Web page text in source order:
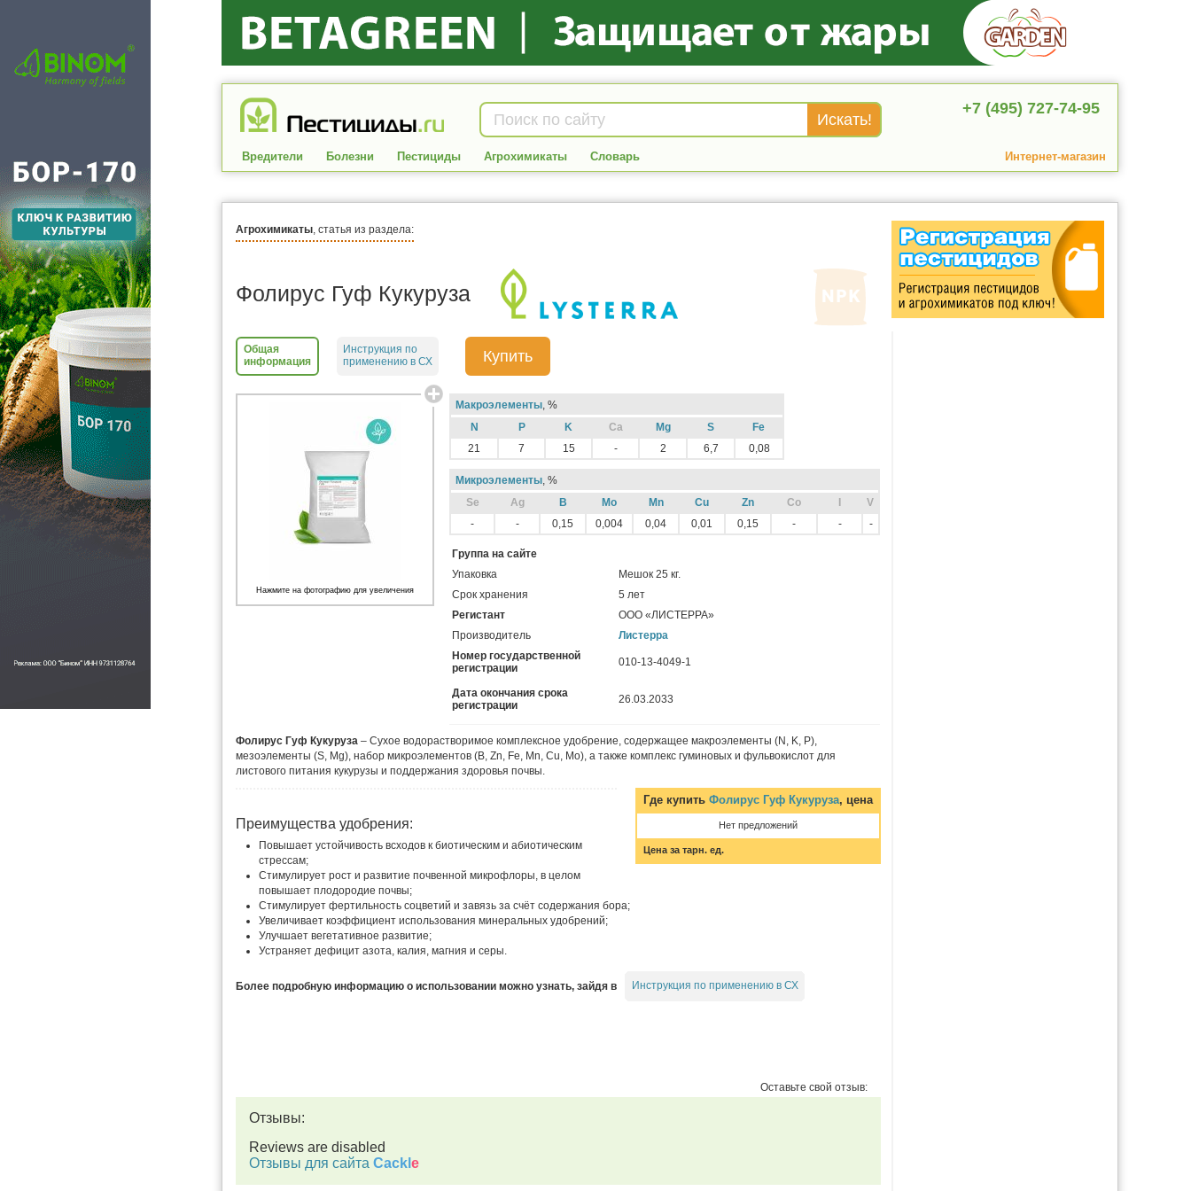
+7 (495) 727-74-95
Вредители Болезни Пестициды Агрохимикаты Словарь Интернет-магазин
Агрохимикаты, статья из раздела:
Фолирус Гуф Кукуруза
Общая
информация
Инструкция по
применению в СХ
Купить
Макроэлементы, %
N
P K Ca Mg S
Fe
21
7 15 - 2 6,7 0,08
Микроэлементы, %
Sе
Ag B Mo Mn Cu Zn Co
V
-
- 0,15 0,004 0,04 0,01 0,15 - - -
Группа на сайте
Упаковка
Мешок 25 кг.
Срок хранения
5 лет
Регистант
ООО «ЛИСТЕРРА»
Производитель
Листерра
Номер государственной
регистрации
010-13-4049-1
Дата окончания срока
регистрации
26.03.2033
Нажмите на фотографию для увеличения
Фолирус Гуф Кукуруза – Сухое водорастворимое комплексное удобрение, содержащее макроэлементы (N, K, P),
мезоэлементы (S, Mg), набор микроэлементов (B, Zn, Fe, Mn, Cu, Mo), а также комплекс гуминовых и фульвокислот для
листового питания кукурузы и поддержания здоровья почвы.
Где купить Фолирус Гуф Кукуруза, цена
Нет предложений
Цена за тарн. ед.
Преимущества удобрения:
Повышает устойчивость всходов к биотическим и абиотическим
стрессам;
Стимулирует рост и развитие почвенной микрофлоры, в целом
повышает плодородие почвы;
Стимулирует фертильность соцветий и завязь за счёт содержания бора;
Увеличивает коэффициент использования минеральных удобрений;
Улучшает вегетативное развитие;
Устраняет дефицит азота, калия, магния и серы.
Более подробную информацию о использовании можно узнать, зайдя в Инструкция по применению в СХ
Оставьте свой отзыв:
Отзывы:
Reviews are disabled
Отзывы для сайта Cackl e